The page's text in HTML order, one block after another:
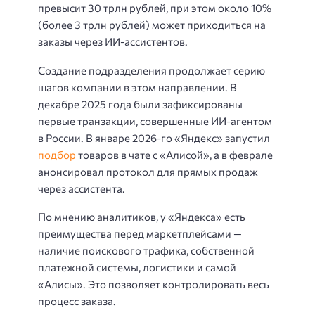
превысит 30 трлн рублей, при этом около 10%
(более 3 трлн рублей) может приходиться на
заказы через ИИ-ассистентов.
Создание подразделения продолжает серию
шагов компании в этом направлении. В
декабре 2025 года были зафиксированы
первые транзакции, совершенные ИИ-агентом
в России. В январе 2026-го «Яндекс» запустил
подбор товаров в чате с «Алисой», а в феврале
анонсировал протокол для прямых продаж
через ассистента.
По мнению аналитиков, у «Яндекса» есть
преимущества перед маркетплейсами —
наличие поискового трафика, собственной
платежной системы, логистики и самой
«Алисы». Это позволяет контролировать весь
процесс заказа.